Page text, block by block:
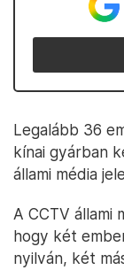
Legalább 36
kínai gyárban
állami média
A CCTV
hogy két
nyilván, két